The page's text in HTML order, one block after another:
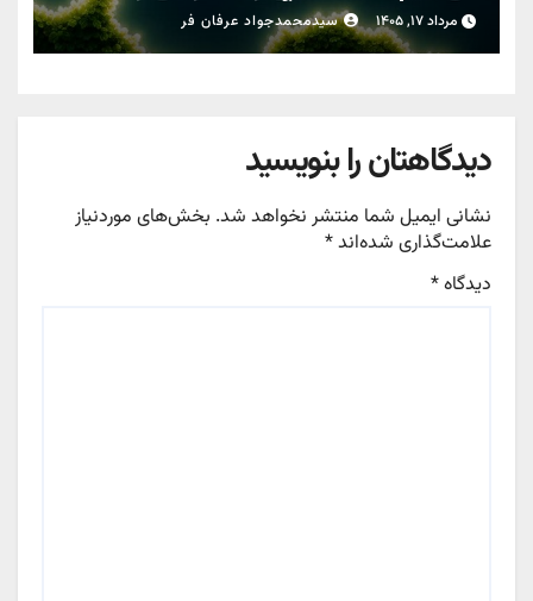
نشنویم… اما زمین آن را حس می‌کند.
مرداد ۱۷, ۱۴۰۵ سیدمحمدجواد عرفان فر
دیدگاهتان را بنویسید
نشانی ایمیل شما منتشر نخواهد شد. بخش‌های موردنیاز
علامت‌گذاری شده‌اند*
دیدگاه*